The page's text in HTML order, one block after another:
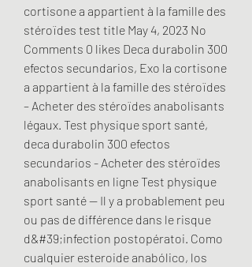
cortisone a appartient à la famille des
stéroïdes test title May 4, 2023 No
Comments 0 likes Deca durabolin 300
efectos secundarios, Exo la cortisone
a appartient à la famille des stéroïdes
– Acheter des stéroïdes anabolisants
légaux. Test physique sport santé,
deca durabolin 300 efectos
secundarios - Acheter des stéroïdes
anabolisants en ligne Test physique
sport santé -- Il y a probablement peu
ou pas de différence dans le risque
d&#39;infection postopératoi. Como
cualquier esteroide anabólico, los